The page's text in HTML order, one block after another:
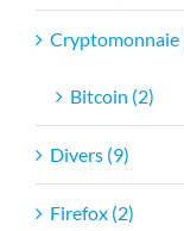
Cryptomonnaie
Bitcoin (2)
Divers (9)
Firefox (2)